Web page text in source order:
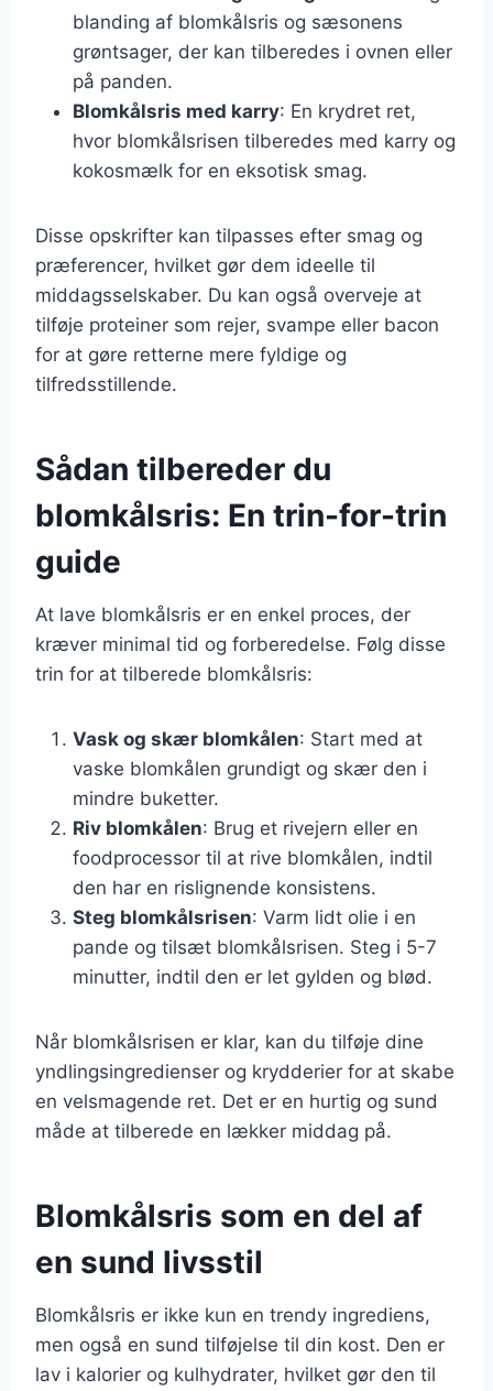
blanding af blomkålsris og sæsonens
grøntsager, der kan tilberedes i ovnen eller
på panden.
Blomkålsris med karry: En krydret ret,
hvor blomkålsrisen tilberedes med karry og
kokosmælk for en eksotisk smag.
Disse opskrifter kan tilpasses efter smag og
præferencer, hvilket gør dem ideelle til
middagsselskaber. Du kan også overveje at
tilføje proteiner som rejer, svampe eller bacon
for at gøre retterne mere fyldige og
tilfredsstillende.
Sådan tilbereder du
blomkålsris: En trin-for-trin
guide
At lave blomkålsris er en enkel proces, der
kræver minimal tid og forberedelse. Følg disse
trin for at tilberede blomkålsris:
Vask og skær blomkålen: Start med at
vaske blomkålen grundigt og skær den i
mindre buketter.
Riv blomkålen: Brug et rivejern eller en
foodprocessor til at rive blomkålen, indtil
den har en rislignende konsistens.
Steg blomkålsrisen: Varm lidt olie i en
pande og tilsæt blomkålsrisen. Steg i 5-7
minutter, indtil den er let gylden og blød.
Når blomkålsrisen er klar, kan du tilføje dine
yndlingsingredienser og krydderier for at skabe
en velsmagende ret. Det er en hurtig og sund
måde at tilberede en lækker middag på.
Blomkålsris som en del af
en sund livsstil
Blomkålsris er ikke kun en trendy ingrediens,
men også en sund tilføjelse til din kost. Den er
lav i kalorier og kulhydrater, hvilket gør den til